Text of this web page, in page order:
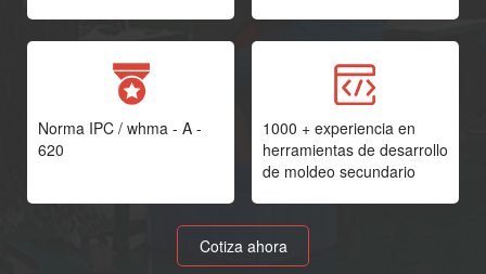
Norma IPC / whma - A -
620
1000 + experiencia en
herramientas de desarrollo
de moldeo secundario
Cotiza ahora